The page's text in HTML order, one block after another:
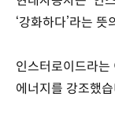
‘강화하다’라는
인스터로이드라는
에너지를 강조했